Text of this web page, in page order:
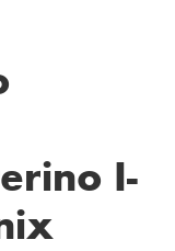
I-